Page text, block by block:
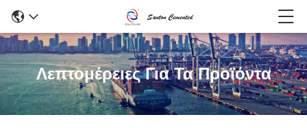
Λεπτομέρειες Για Τα Προϊόντα